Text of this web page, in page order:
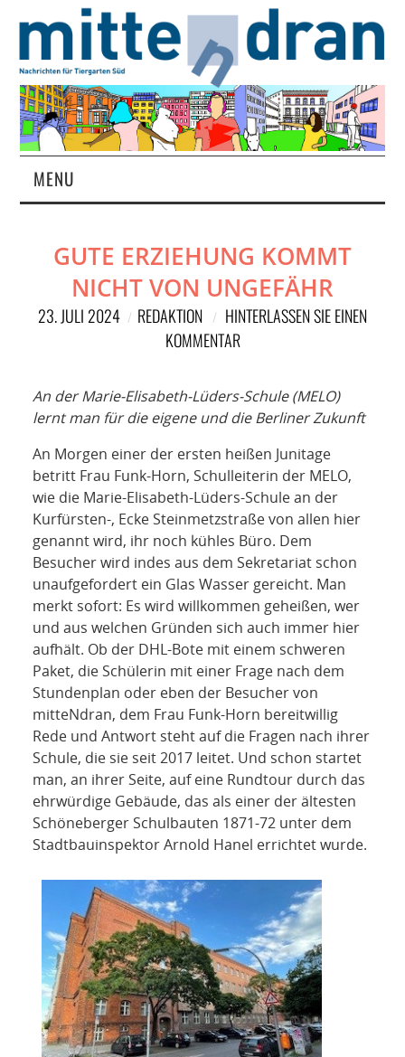
MENU
MAGAZIN
ÜBER UNS
NETZWERK
SPONSORING
KONTAKT
GUTE ERZIEHUNG KOMMT
NICHT VON UNGEFÄHR
23. JULI 2024 REDAKTION
HINTERLASSEN SIE EINEN
KOMMENTAR
An der Marie-Elisabeth-Lüders-Schule (MELO)
lernt man für die eigene und die Berliner Zukunft
An Morgen einer der ersten heißen Junitage
betritt Frau Funk-Horn, Schulleiterin der MELO,
wie die Marie-Elisabeth-Lüders-Schule an der
Kurfürsten-, Ecke Steinmetzstraße von allen hier
genannt wird, ihr noch kühles Büro. Dem
Besucher wird indes aus dem Sekretariat schon
unaufgefordert ein Glas Wasser gereicht. Man
merkt sofort: Es wird willkommen geheißen, wer
und aus welchen Gründen sich auch immer hier
aufhält. Ob der DHL-Bote mit einem schweren
Paket, die Schülerin mit einer Frage nach dem
Stundenplan oder eben der Besucher von
mitteNdran, dem Frau Funk-Horn bereitwillig
Rede und Antwort steht auf die Fragen nach ihrer
Schule, die sie seit 2017 leitet. Und schon startet
man, an ihrer Seite, auf eine Rundtour durch das
ehrwürdige Gebäude, das als einer der ältesten
Schöneberger Schulbauten 1871-72 unter dem
Stadtbauinspektor Arnold Hanel errichtet wurde.